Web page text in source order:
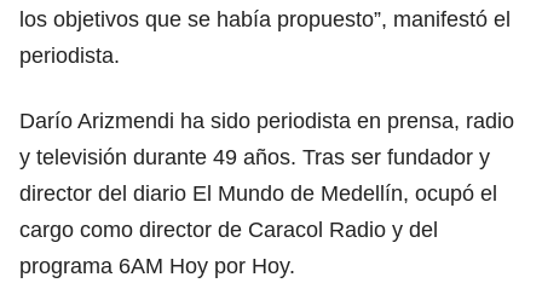
los objetivos que se había propuesto”, manifestó el
periodista.
Darío Arizmendi ha sido periodista en prensa, radio
y televisión durante 49 años. Tras ser fundador y
director del diario El Mundo de Medellín, ocupó el
cargo como director de Caracol Radio y del
programa 6AM Hoy por Hoy.